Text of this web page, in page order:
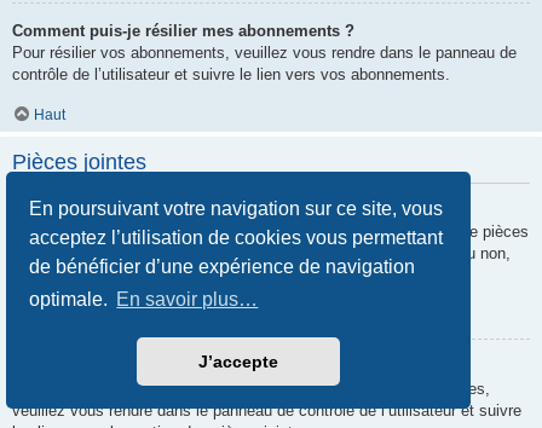
En poursuivant votre navigation sur ce site, vous
acceptez l’utilisation de cookies vous permettant
de bénéficier d’une expérience de navigation
optimale. En savoir plus…
J’accepte
Comment puis-je résilier mes abonnements ?
Pour résilier vos abonnements, veuillez vous rendre dans le panneau de
contrôle de l’utilisateur et suivre le lien vers vos abonnements.
Haut
Pièces jointes
Quelles pièces jointes sont autorisées sur ce forum ?
Chaque administrateur peut autoriser ou interdire certains types de pièces
jointes. Si vous n’êtes pas certain de savoir ce qui est autorisé ou non,
nous vous invitons à contacter un administrateur du forum.
Comment puis-je retrouver toutes mes pièces jointes ?
Pour retrouver la liste des pièces jointes que vous avez transférées,
veuillez vous rendre dans le panneau de contrôle de l’utilisateur et suivre